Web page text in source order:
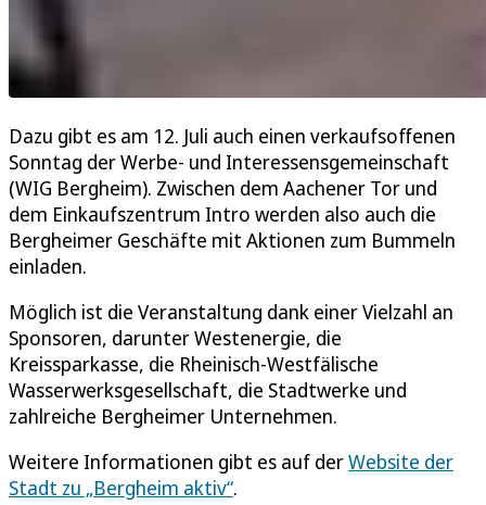
Dazu gibt es am 12. Juli auch einen verkaufsoffenen
Sonntag der Werbe- und Interessensgemeinschaft
(WIG Bergheim). Zwischen dem Aachener Tor und
dem Einkaufszentrum Intro werden also auch die
Bergheimer Geschäfte mit Aktionen zum Bummeln
einladen.
Möglich ist die Veranstaltung dank einer Vielzahl an
Sponsoren, darunter Westenergie, die
Kreissparkasse, die Rheinisch-Westfälische
Wasserwerksgesellschaft, die Stadtwerke und
zahlreiche Bergheimer Unternehmen.
Weitere Informationen gibt es auf derWebsite der
Stadt zu „Bergheim aktiv“.